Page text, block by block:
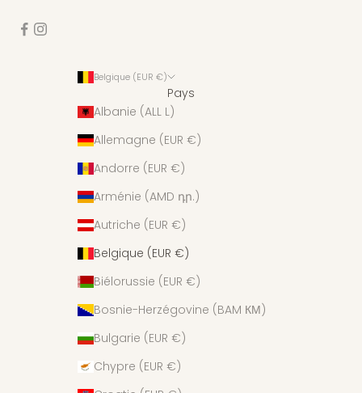
Belgique (EUR €)
Pays
Albanie (ALL L)
Allemagne (EUR €)
Andorre (EUR €)
Arménie (AMD դր.)
Autriche (EUR €)
Belgique (EUR €)
Biélorussie (EUR €)
Bosnie-Herzégovine (BAM КМ)
Bulgarie (EUR €)
Chypre (EUR €)